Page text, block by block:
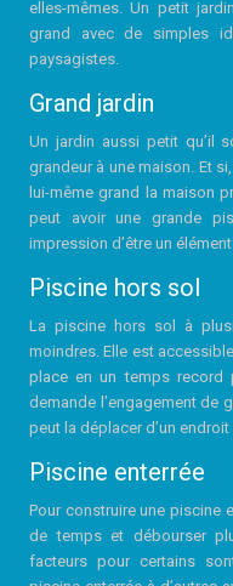
elles-mêmes. Un petit
grand avec de simples
paysagistes.
Grand jardin
Un jardin aussi petit qu’il
grandeur à une maison. Et
lui-même grand la maison
peut avoir une grande
impression d’être un
Piscine hors sol
La piscine hors sol à
moindres. Elle est
place en un temps record
demande l’engagement de
peut la déplacer d’un
Piscine enterrée
Pour construire une piscine
de temps et débourser
facteurs pour certains